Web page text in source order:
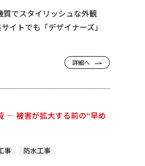
でスタイリッシュな外観
イトでも「デザイナーズ」
詳細へ
― 被害が拡大する前の“早め
事 防水工事